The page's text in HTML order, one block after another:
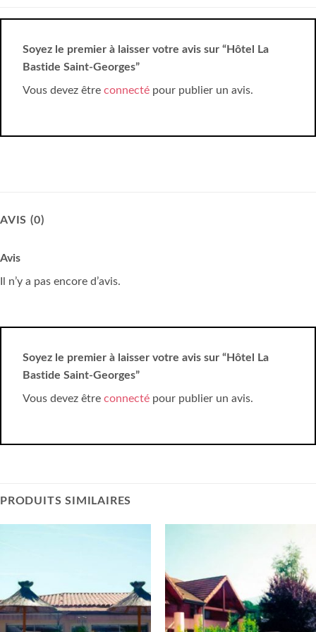
Soyez le premier à laisser votre avis sur “Hôtel La
Bastide Saint-Georges”
Vous devez être connecté pour publier un avis.
AVIS (0)
Avis
Il n’y a pas encore d’avis.
Soyez le premier à laisser votre avis sur “Hôtel La
Bastide Saint-Georges”
Vous devez être connecté pour publier un avis.
PRODUITS SIMILAIRES